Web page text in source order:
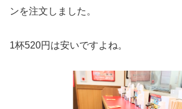
ンを注文しました。
1杯520円は安いですよね。